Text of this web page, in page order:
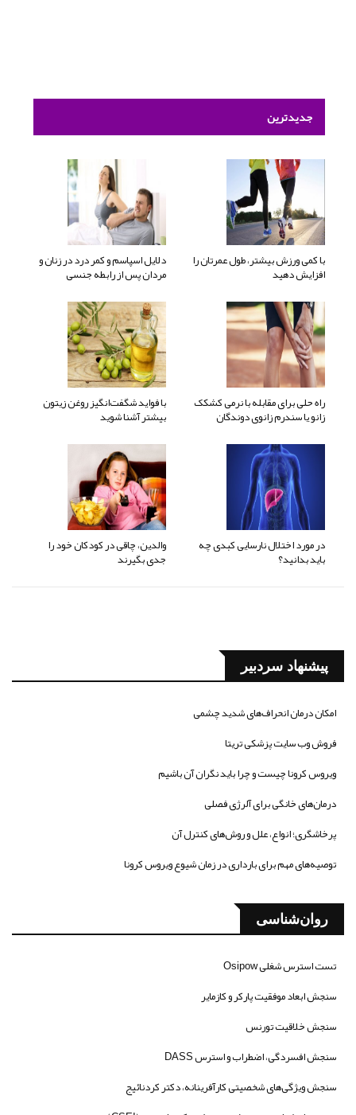
جدیدترین
با کمی ورزش بیشتر، طول عمرتان را
افزایش دهید
دلایل اسپاسم و کمر درد در زنان و
مردان پس از رابطه جنسی
راه حلی برای مقابله با نرمی کشکک
زانو یا سندرم زانوی دوندگان
با فواید شگفت‌انگیز روغن زیتون
بیشتر آشنا شوید
در مورد اختلال نارسایی کبدی چه
باید بدانید؟
والدین، چاقی در کودکان خود را
جدی بگیرند
پیشنهاد سردبیر
امکان درمان انحراف‌های شدید چشمی
فروش وب سایت پزشکی تریتا
ویروس کرونا چیست و چرا باید نگران آن باشیم
درمان‌های خانگی برای آلرژی فصلی
پرخاشگری؛ انواع، علل و روش‌های کنترل آن
توصیه‌های مهم برای بارداری در زمان شیوع ویروس کرونا
روان‌شناسی
تست استرس شغلی Osipow
سنجش ابعاد موفقیت پارکر و کازمایر
سنجش خلاقیت تورنس
سنجش افسردگی، اضطراب و استرس DASS
سنجش ویژگی‌های شخصیتی کارآفرینانه، دکتر کردنائیج